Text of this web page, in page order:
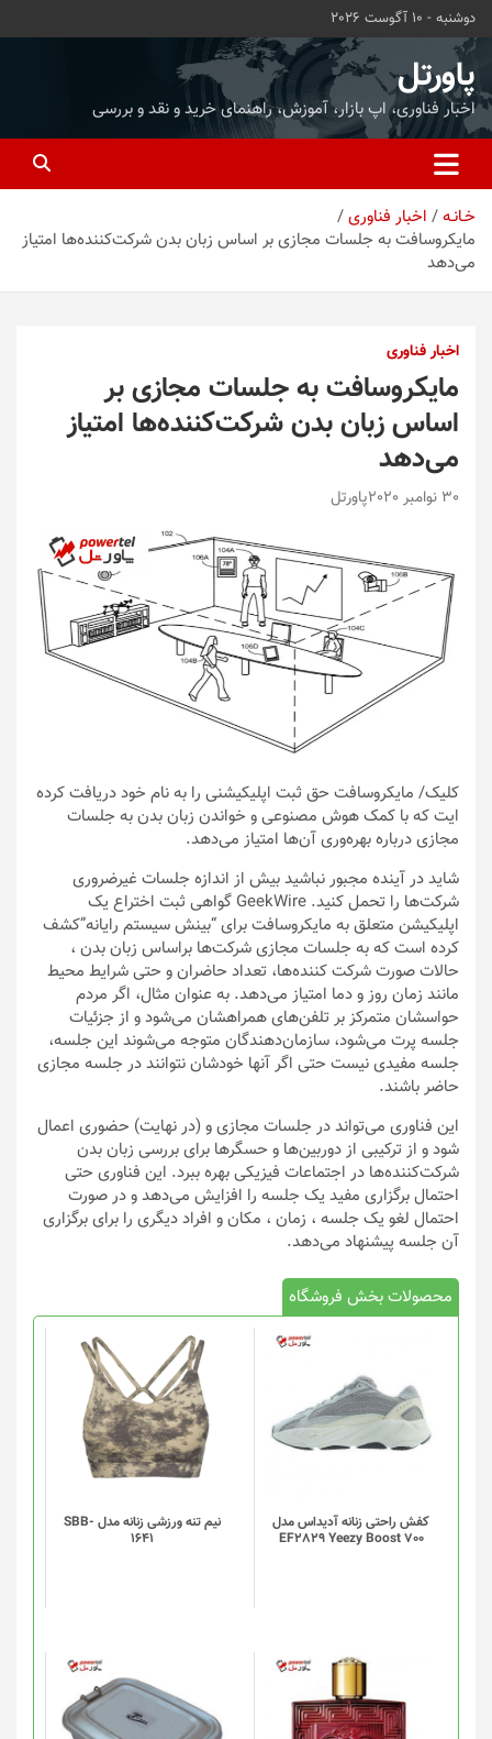
محتوا
بروید
دوشنبه - 10 آگوست 2026
پاورتل
اخبار فناوری، اپ بازار، آموزش، راهنمای خرید و نقد و بررسی
خـانـه
اخبار فناوری
مایکروسافت به جلسات مجازی بر اساس زبان بدن شرکت‌کننده‌ها امتیاز
می‌دهد
اخبار فناوری
مایکروسافت به جلسات مجازی بر
اساس زبان بدن شرکت‌کننده‌ها امتیاز
می‌دهد
30 نوامبر 2020 پاورتل
کلیک/ مایکروسافت حق ثبت اپلیکیشنی را به نام خود دریافت کرده
ایت که با کمک هوش مصنوعی و خواندن زبان بدن به جلسات
مجازی درباره بهره‌وری آن‌ها امتیاز می‌دهد.
شاید در آینده مجبور نباشید بیش از اندازه جلسات غیرضروری
شرکت‌ها را تحمل کنید. GeekWire گواهی ثبت اختراع یک
اپلیکیشن متعلق به مایکروسافت برای “بینش سیستم رایانه”کشف
کرده است که به جلسات مجازی شرکت‌ها براساس زبان بدن ،
حالات صورت شرکت کننده‌ها، تعداد حاضران و حتی شرایط محیط
مانند زمان روز و دما امتیاز می‌دهد. به عنوان مثال، اگر مردم
حواسشان متمرکز بر تلفن‌های همراهشان می‌شود و از جزئیات
جلسه پرت می‌شود، سازمان‌دهندگان متوجه می‌شوند این جلسه،
جلسه مفیدی نیست حتی اگر آنها خودشان نتوانند در جلسه مجازی
حاضر باشند.
این فناوری می‌تواند در جلسات مجازی و (در نهایت) حضوری اعمال
شود و از ترکیبی از دوربین‌ها و حسگرها برای بررسی زبان بدن
شرکت‌کننده‌ها در اجتماعات فیزیکی بهره ببرد. این فناوری حتی
احتمال برگزاری مفید یک جلسه را افزایش می‌دهد و در صورت
احتمال لغو یک جلسه ، زمان ، مکان و افراد دیگری را برای برگزاری
آن جلسه پیشنهاد می‌دهد.
محصولات بخش فروشگاه
کفش راحتی زنانه آدیداس مدل
EF2829 Yeezy Boost 700
نیم تنه ورزشی زنانه مدل SBB-
1641
این
محصول
دارای
انواع
مختلفی
می
گزینه
ها
محصول
انتخاب
شوند